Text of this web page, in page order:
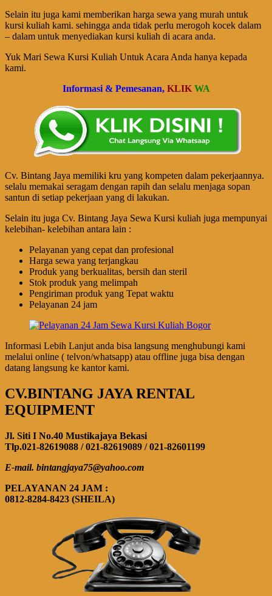
Selain itu juga kami memberikan harga sewa yang murah untuk
kursi kuliah kami. sehingga anda tidak perlu merogoh kocek dalam
– dalam untuk menyediakan kursi kuliah di acara anda.
Yuk Mari Sewa Kursi Kuliah Untuk Acara Anda hanya kepada
kami.
Informasi & Pemesanan, KLIK WA
Cv. Bintang Jaya memiliki kru yang kompeten dalam pekerjaannya.
selalu memakai seragam dengan rapih dan selalu menjaga sopan
santun di setiap pekerjaan yang di lakukan.
Selain itu juga Cv. Bintang Jaya Sewa Kursi kuliah juga mempunyai
kelebihan- kelebihan antara lain :
Pelayanan yang cepat dan profesional
Harga sewa yang terjangkau
Produk yang berkualitas, bersih dan steril
Stok produk yang melimpah
Pengiriman produk yang Tepat waktu
Pelayanan 24 jam
Informasi Lebih Lanjut anda bisa langsung menghubungi kami
melalui online ( telvon/whatsapp) atau offline juga bisa dengan
datang langsung ke kantor kami.
CV.BINTANG JAYA RENTAL
EQUIPMENT
Jl. Siti I No.40 Mustikajaya Bekasi
Tlp.021-82619088 / 021-82619089 / 021-82601199
E-mail. bintangjaya75@yahoo.com
PELAYANAN 24 JAM :
0812-8284-8423 (SHEILA)